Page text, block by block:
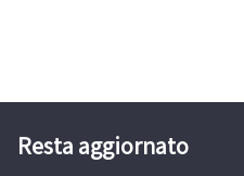
Resta aggiornato